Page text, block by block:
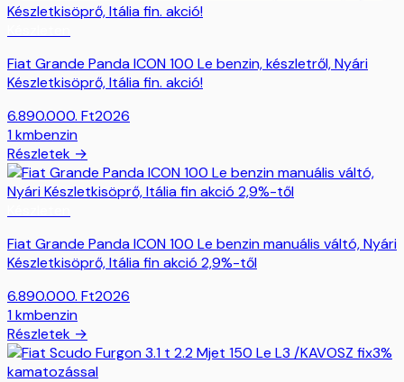
Fiat Grande Panda ICON 100 Le benzin, készletről, Nyári
Készletkisöprő, Itália fin. akció!
6.890.000. Ft2026
1kmbenzin
Részletek →
Fiat Grande Panda ICON 100 Le benzin manuális váltó, Nyári
Készletkisöprő, Itália fin akció 2,9%-től
6.890.000. Ft2026
1kmbenzin
Részletek →